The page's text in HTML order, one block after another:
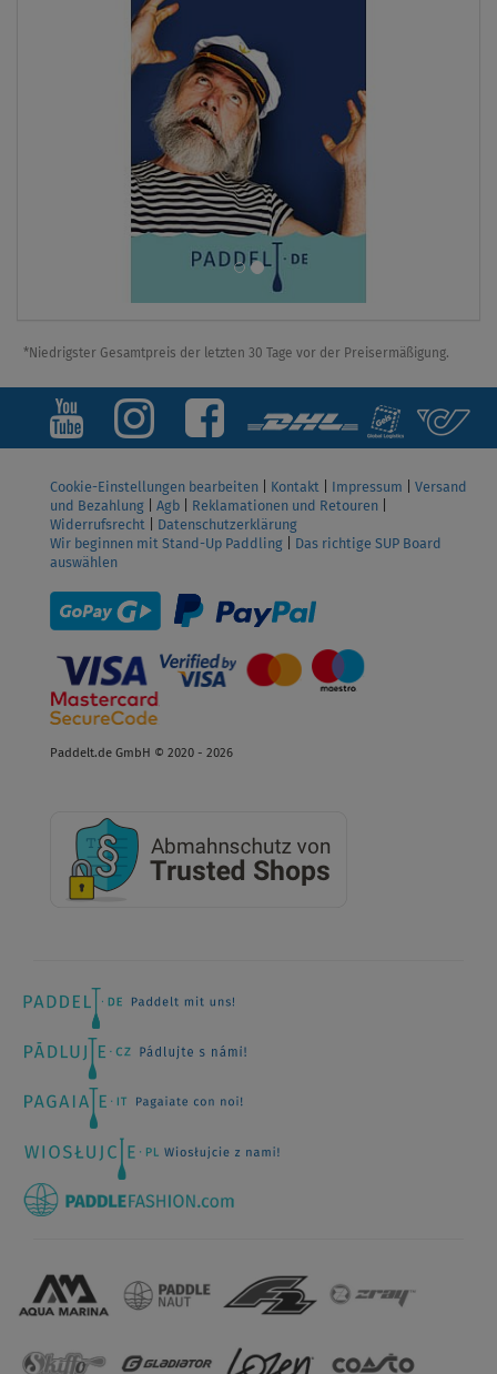
*Niedrigster Gesamtpreis der letzten 30 Tage vor der Preisermäßigung.
Cookie-Einstellungen bearbeiten Kontakt Impressum
Versand
und Bezahlung
Agb Reklamationen und Retouren
Widerrufsrecht
Datenschutzerklärung
Wir beginnen mit Stand-Up Paddling
Das richtige SUP Board
auswählen
Paddelt.de GmbH © 2020 - 2026